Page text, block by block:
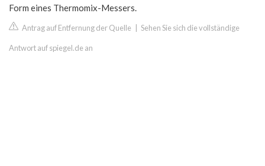
Form eines Thermomix-Messers.
Antrag auf Entfernung der Quelle Sehen Sie sich die vollständige
Antwort auf spiegel.de an